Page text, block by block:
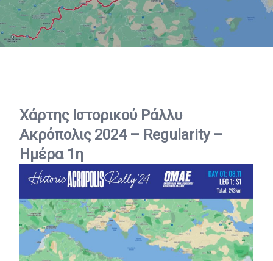
Χάρτης Ιστορικού Ράλλυ
Ακρόπολις 2024 – Regularity –
Ημέρα 1η